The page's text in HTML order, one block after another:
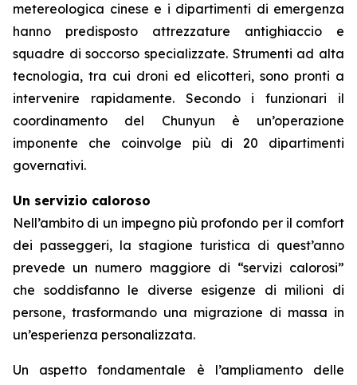
metereologica cinese e i dipartimenti di emergenza
hanno predisposto attrezzature antighiaccio e
squadre di soccorso specializzate. Strumenti ad alta
tecnologia, tra cui droni ed elicotteri, sono pronti a
intervenire rapidamente. Secondo i funzionari il
coordinamento del Chunyun è un’operazione
imponente che coinvolge più di 20 dipartimenti
governativi.
Un servizio caloroso
Nell’ambito di un impegno più profondo per il comfort
dei passeggeri, la stagione turistica di quest’anno
prevede un numero maggiore di “servizi calorosi”
che soddisfanno le diverse esigenze di milioni di
persone, trasformando una migrazione di massa in
un’esperienza personalizzata.
Un aspetto fondamentale è l’ampliamento delle